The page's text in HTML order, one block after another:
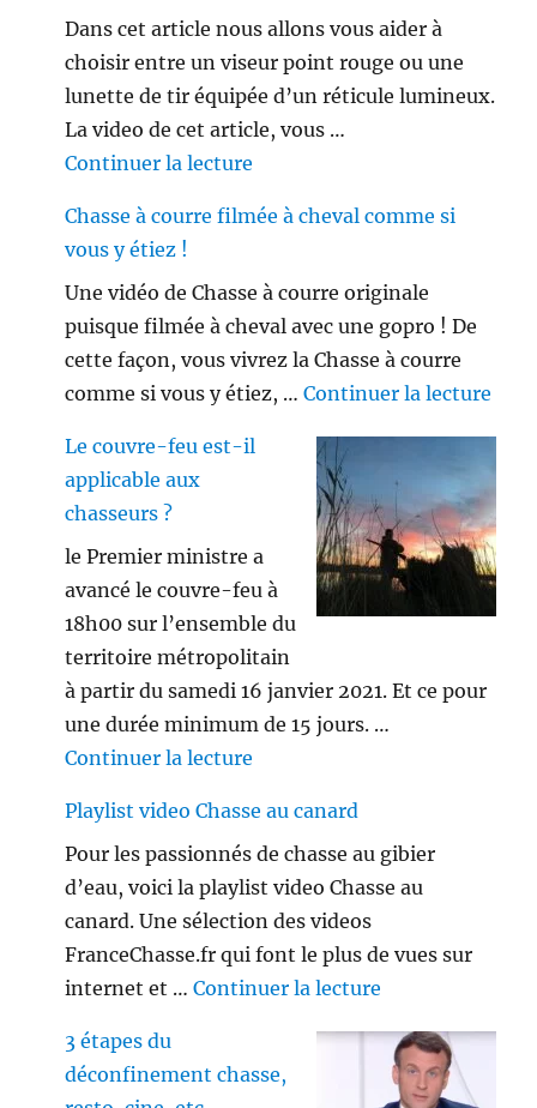
Dans cet article nous allons vous aider à
choisir entre un viseur point rouge ou une
lunette de tir équipée d’un réticule lumineux.
La video de cet article, vous …
Continuer la lecture
Chasse à courre filmée à cheval comme si
vous y étiez !
Une vidéo de Chasse à courre originale
puisque filmée à cheval avec une gopro ! De
cette façon, vous vivrez la Chasse à courre
comme si vous y étiez, …Continuer la lecture
Le couvre-feu est-il
applicable aux
chasseurs ?
le Premier ministre a
avancé le couvre-feu à
18h00 sur l’ensemble du
territoire métropolitain
à partir du samedi 16 janvier 2021. Et ce pour
une durée minimum de 15 jours. …
Continuer la lecture
Playlist video Chasse au canard
Pour les passionnés de chasse au gibier
d’eau, voici la playlist video Chasse au
canard. Une sélection des videos
FranceChasse.fr qui font le plus de vues sur
internet et …Continuer la lecture
3 étapes du
déconfinement chasse,